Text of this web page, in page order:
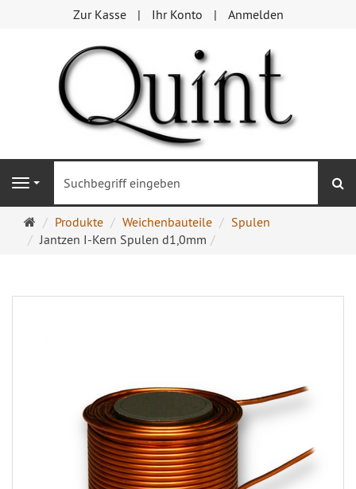
Zur Kasse Ihr Konto Anmelden
Navigation
Startseite
Produkte Weichenbauteile
Spulen
Jantzen I-Kern Spulen d1,0mm